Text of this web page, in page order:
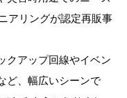
アリングが認定再販事
クアップ回線やイベン
ど、幅広いシーンで